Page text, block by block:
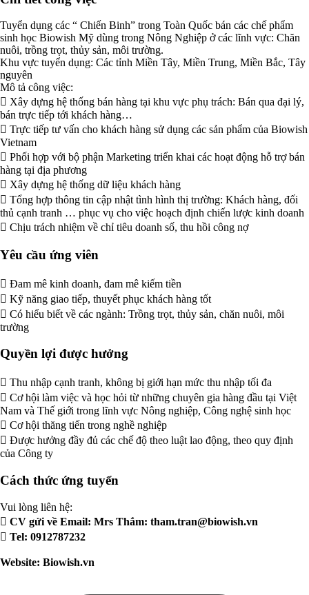
Tuyển dụng các “ Chiến Binh” trong Toàn Quốc bán các chế phẩm
sinh học Biowish Mỹ dùng trong Nông Nghiệp ở các lĩnh vực: Chăn
nuôi, trồng trọt, thủy sản, môi trường.
Khu vực tuyển dụng: Các tỉnh Miền Tây, Miền Trung, Miền Bắc, Tây
nguyên
Mô tả công việc:
 Xây dựng hệ thống bán hàng tại khu vực phụ trách: Bán qua đại lý,
bán trực tiếp tới khách hàng…
 Trực tiếp tư vấn cho khách hàng sử dụng các sản phẩm của Biowish
Vietnam
 Phối hợp với bộ phận Marketing triển khai các hoạt động hỗ trợ bán
hàng tại địa phương
 Xây dựng hệ thống dữ liệu khách hàng
 Tổng hợp thông tin cập nhật tình hình thị trường: Khách hàng, đối
thủ cạnh tranh … phục vụ cho việc hoạch định chiến lược kinh doanh
 Chịu trách nhiệm về chỉ tiêu doanh số, thu hồi công nợ
Yêu cầu ứng viên
 Đam mê kinh doanh, đam mê kiếm tiền
 Kỹ năng giao tiếp, thuyết phục khách hàng tốt
 Có hiểu biết về các ngành: Trồng trọt, thủy sản, chăn nuôi, môi
trường
Quyền lợi được hưởng
 Thu nhập cạnh tranh, không bị giới hạn mức thu nhập tối đa
 Cơ hội làm việc và học hỏi từ những chuyên gia hàng đầu tại Việt
Nam và Thế giới trong lĩnh vực Nông nghiệp, Công nghệ sinh học
 Cơ hội thăng tiến trong nghề nghiệp
 Được hưởng đầy đủ các chế độ theo luật lao động, theo quy định
của Công ty
Cách thức ứng tuyển
Vui lòng liên hệ:
 CV gửi về Email: Mrs Thắm: tham.tran@biowish.vn
 Tel: 0912787232
Website: Biowish.vn